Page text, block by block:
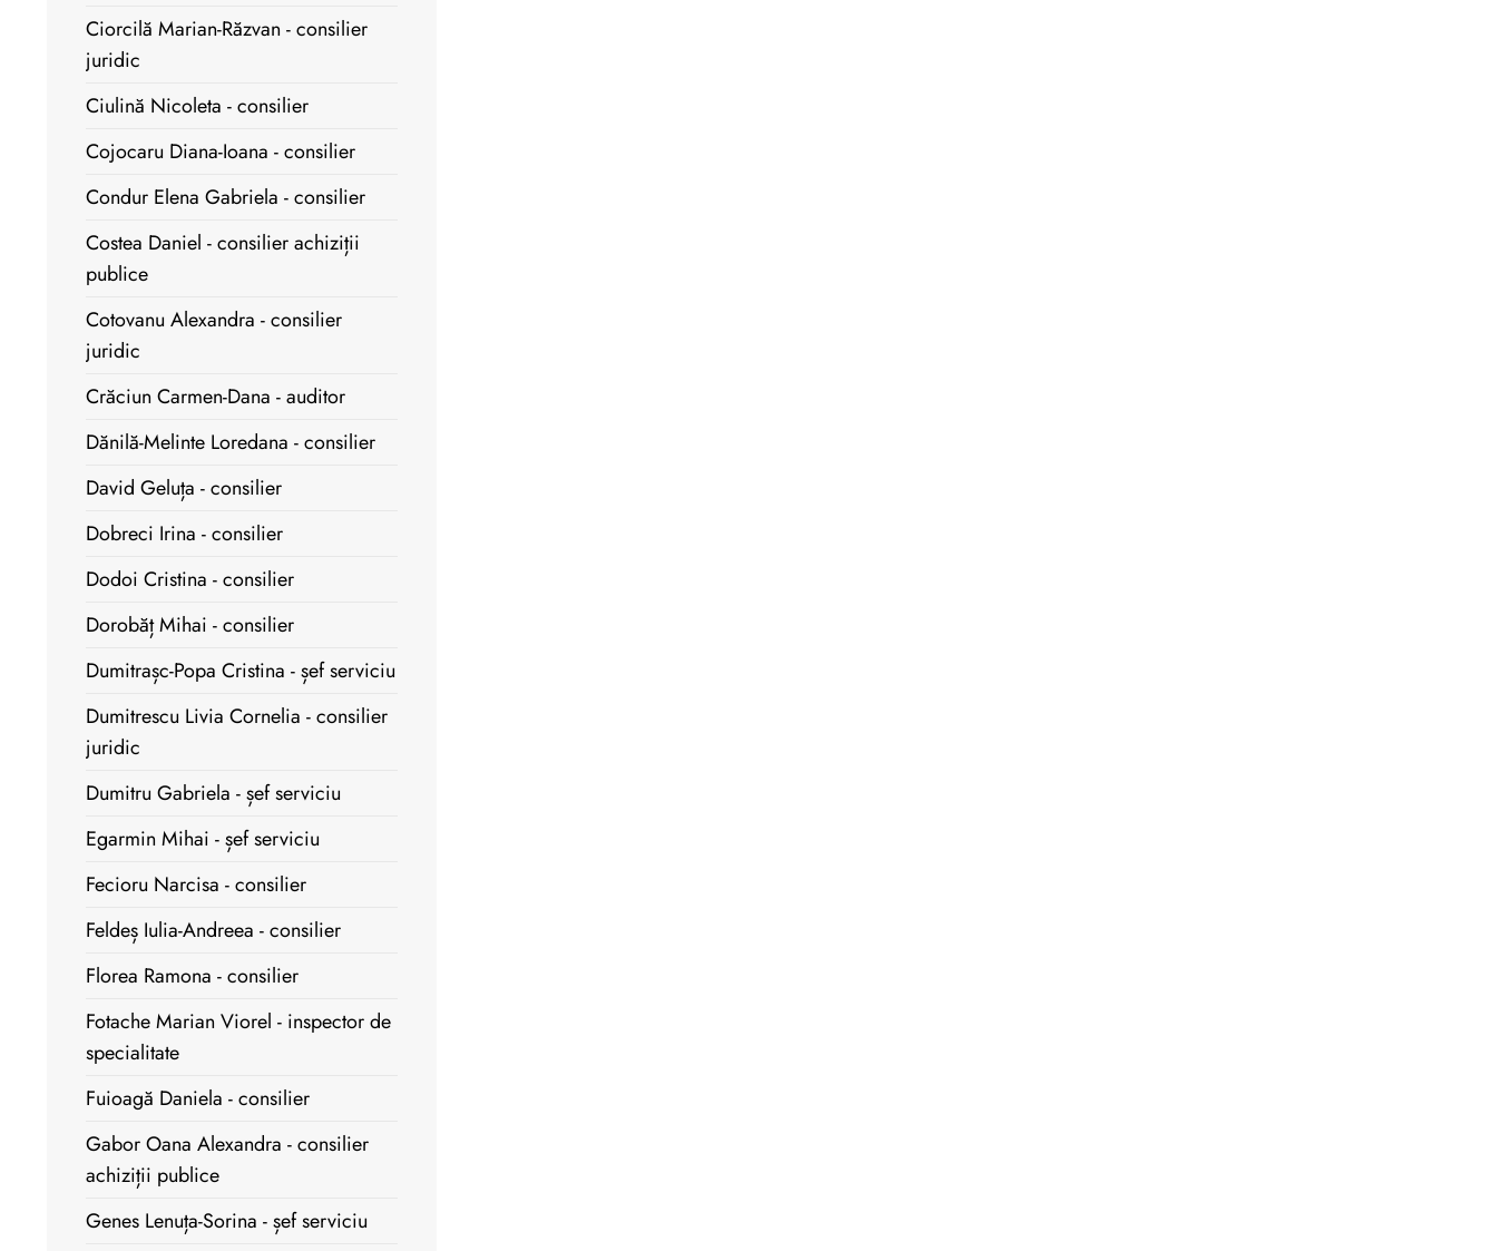
Ciorcilă Marian-Răzvan - consilier
juridic
Ciulină Nicoleta - consilier
Cojocaru Diana-Ioana - consilier
Condur Elena Gabriela - consilier
Costea Daniel - consilier achiziții
publice
Cotovanu Alexandra - consilier
juridic
Crăciun Carmen-Dana - auditor
Dănilă-Melinte Loredana - consilier
David Geluța - consilier
Dobreci Irina - consilier
Dodoi Cristina - consilier
Dorobăț Mihai - consilier
Dumitrașc-Popa Cristina - șef serviciu
Dumitrescu Livia Cornelia - consilier
juridic
Dumitru Gabriela - șef serviciu
Egarmin Mihai - șef serviciu
Fecioru Narcisa - consilier
Feldeș Iulia-Andreea - consilier
Florea Ramona - consilier
Fotache Marian Viorel - inspector de
specialitate
Fuioagă Daniela - consilier
Gabor Oana Alexandra - consilier
achiziții publice
Genes Lenuța-Sorina - șef serviciu